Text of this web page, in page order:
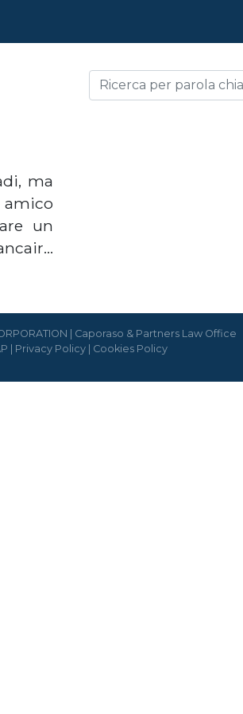
ma
amico
un
| Caporaso & Partners Law Office
Privacy Policy| Cookies Policy